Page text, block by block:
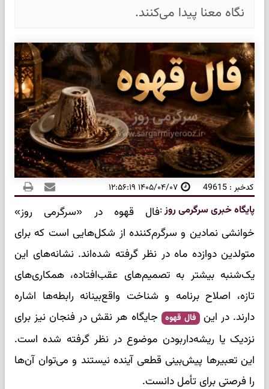
نگاه معنا پیدا می‌کنند.
کدخبر : 49615 ۱۴۰۵/۰۴/۰۷ ۱۲:۵۶:۱۹
پایگاه خبری سرگرمی روز:فال قهوه در «سرگرمی روز»
خوانشی نمادین و سرگرم‌کننده از شکل‌هایی است که برای
متولدین دوازده ماه در نظر گرفته شده‌اند. نشانه‌های این
یک‌شنبه بیشتر به تصمیم‌های عقب‌افتاده، همکاری‌های
تازه، اصلاح برنامه و شناخت واقع‌بینانه رابطه‌ها اشاره
دارند. در این فال قهوه جایگاه هر نقش در فنجان نیز برای
نزدیک یا ریشه‌داربودن موضوع در نظر گرفته شده است.
این تعبیرها پیش‌بینی قطعی آینده نیستند و می‌توان آن‌ها
را فرصتی برای تأمل دانست.